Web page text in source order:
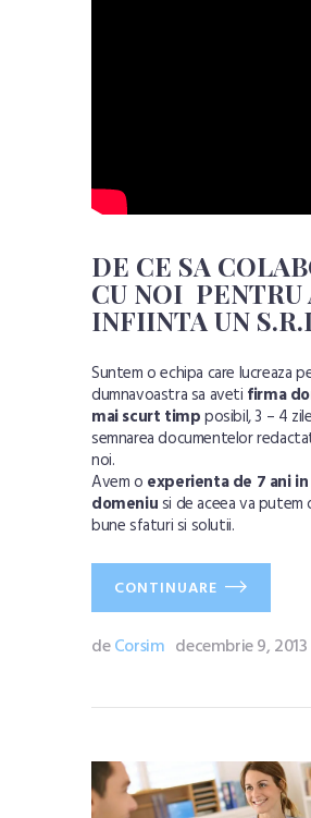
DE CE SA
CU NOI PENTRU
INFIINTA UN
Suntem o echipa care lucreaza
dumnavoastra sa aveti firma
mai scurt timpposibil, 3 – 4
semnarea documentelor
noi.
Avem o experienta de 7 ani in
domeniusi de aceea va putem
bune sfaturi si solutii.
CONTINUARE
deCorsim decembrie 9, 2013